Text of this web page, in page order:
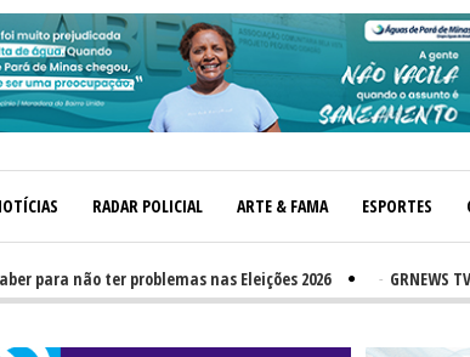
RADAR POLICIAL ARTE & FAMA ESPORTES
não ter problemas nas Eleições 2026 GRNEWS TV: